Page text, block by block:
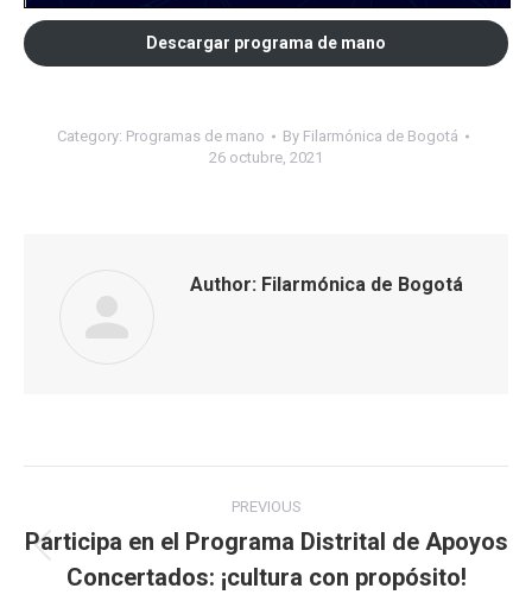
Descargar programa de mano
Category: Programas de mano By Filarmónica de Bogotá
26 octubre, 2021
Author: Filarmónica de Bogotá
navigation
PREVIOUS
post:
Participa en el Programa Distrital de Apoyos
Concertados: ¡cultura con propósito!